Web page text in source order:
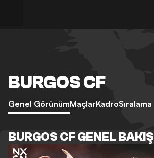
BURGOS CF
Genel GörünümMaçlarKadroSıralama
BURGOS CF GENEL BAKIŞ